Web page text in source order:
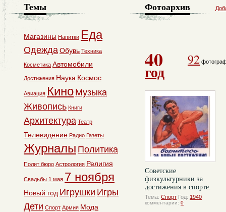
Фотоархив
40
год
92
Советские
физкультурники за
достижения в спорте.
Тема: Спорт Год: 1940
комментарии: 0
Темы
Магазины Напитки Еда
ОдеждаОбувь Техника
Косметика Автомобили
Достижения Наука Космос
Авиация Кино Музыка
Живопись Книги
Архитектура Театр
Телевидение Радио Газеты
Журналы Политика
Полит бюро Астрология Религия
Свадьбы 1 мая 7 ноября
Новый год Игрушки Игры
Дети Спорт Армия Мода